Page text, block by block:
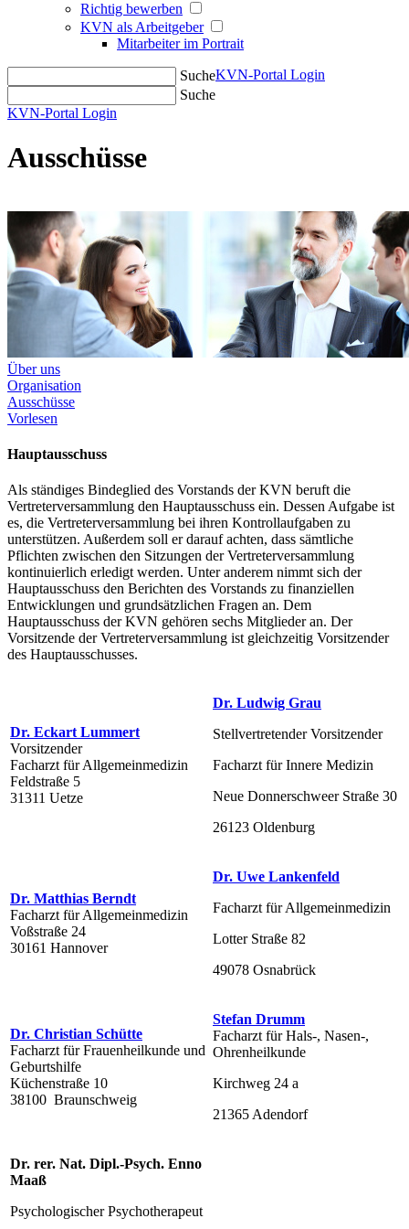
Richtig bewerben
KVN als Arbeitgeber
Mitarbeiter im Portrait
SucheKVN-Portal Login
Suche
KVN-Portal Login
Ausschüsse
Über uns
Organisation
Ausschüsse
Vorlesen
Hauptausschuss
Als ständiges Bindeglied des Vorstands der KVN beruft die
Vertreterversammlung den Hauptausschuss ein. Dessen Aufgabe ist
es, die Vertreterversammlung bei ihren Kontrollaufgaben zu
unterstützen. Außerdem soll er darauf achten, dass sämtliche
Pflichten zwischen den Sitzungen der Vertreterversammlung
kontinuierlich erledigt werden. Unter anderem nimmt sich der
Hauptausschuss den Berichten des Vorstands zu finanziellen
Entwicklungen und grundsätzlichen Fragen an. Dem
Hauptausschuss der KVN gehören sechs Mitglieder an. Der
Vorsitzende der Vertreterversammlung ist gleichzeitig Vorsitzender
des Hauptausschusses.
Dr. Eckart Lummert
Vorsitzender
Facharzt für Allgemeinmedizin
Feldstraße 5
31311 Uetze
Dr. Ludwig Grau
Stellvertretender Vorsitzender
Facharzt für Innere Medizin
Neue Donnerschweer Straße 30
26123 Oldenburg
Dr. Matthias Berndt
Facharzt für Allgemeinmedizin
Voßstraße 24
30161 Hannover
Dr. Uwe Lankenfeld
Facharzt für Allgemeinmedizin
Lotter Straße 82
49078 Osnabrück
Dr. Christian Schütte
Facharzt für Frauenheilkunde und
Geburtshilfe
Küchenstraße 10
38100 Braunschweig
Stefan Drumm
Facharzt für Hals-, Nasen-,
Ohrenheilkunde
Kirchweg 24 a
21365 Adendorf
Dr. rer. Nat. Dipl.-Psych. Enno
Maaß
Psychologischer Psychotherapeut